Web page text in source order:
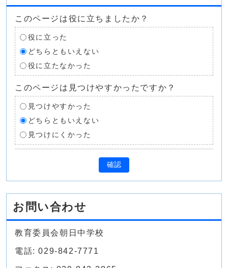
このページは役に立ちましたか？
役に立った
どちらともいえない
役に立たなかった
このページは見つけやすかったですか？
見つけやすかった
どちらともいえない
見つけにくかった
確認
お問い合わせ
教育委員会朝日中学校
電話: 029-842-7771